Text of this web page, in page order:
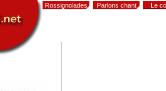
Rossignolades Parlons chant Le